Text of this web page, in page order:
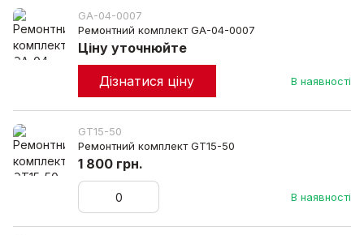
GA-04-0007
Ремонтний комплект GA-04-0007
В наявності
Ціну уточнюйте
Дізнатися ціну
GT15-50
Ремонтний комплект GT15-50
В наявності
1 800 грн.